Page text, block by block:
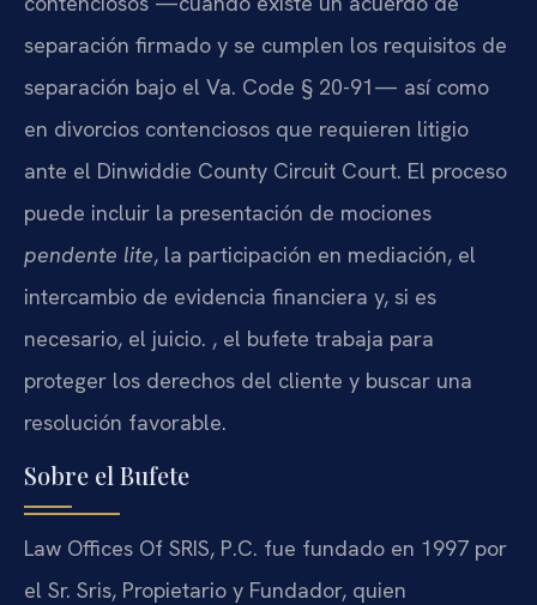
separación firmado y se cumplen los requisitos de
separación bajo el Va. Code § 20-91— así como
en divorcios contenciosos que requieren litigio
ante el Dinwiddie County Circuit Court. El proceso
puede incluir la presentación de mociones
pendente lite, la participación en mediación, el
intercambio de evidencia financiera y, si es
necesario, el juicio. , el bufete trabaja para
proteger los derechos del cliente y buscar una
resolución favorable.
Sobre el Bufete
Law Offices Of SRIS, P.C. fue fundado en 1997 por
el Sr. Sris, Propietario y Fundador, quien